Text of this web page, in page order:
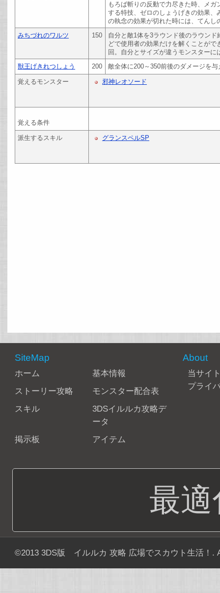
もろば斬りの反動で力尽きた時、メ
する特技、ゼロのしょうげきの効果
の執念の効果が切れた時には、てんし
みちづれのワルツ
150
自分と敵1体を3ラウンド後のラウン
どで使用者の効果だけを解くことが
回。自分とサイズが違うモンスターに
獣王げきれつしょう
200 敵全体に200～350前後のダメージを与
覚えるモンスター 邪神レオソード
覚える条件
派生するスキル グランスペルSP
SiteMap
ホーム
基本情報
ストーリー攻略
モンスター配合表
スキル
3DSイルルカ攻略デ
ータ
掲示板
アイテム
About
当サイ
プライ
最
©2013 3DS版 イルルカ 攻略 広場でスカウト生活！ .